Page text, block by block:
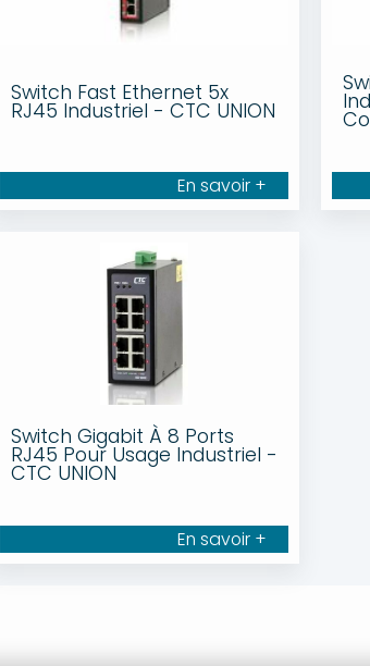
Switch Fast Ethernet 5x
RJ45 Industriel - CTC UNION
En savoir +
Switch Gigabit À 8 Ports
RJ45 Pour Usage Industriel -
CTC UNION
En savoir +